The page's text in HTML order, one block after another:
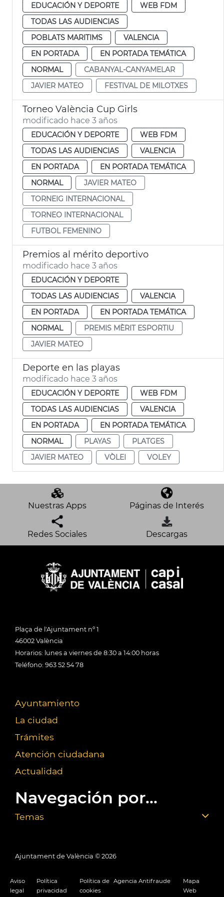
EDUCACIÓN Y DEPORTE
WEB FDM
TODAS LAS AUDIENCIAS
POBLATS MARITIMS
VALENCIA
EN PORTADA
EN PORTADA TEMÁTICA
NORMAL
CABANYAL-CANYAMELAR
JAVIER MATEO
FESTIVAL DE MILOTXES
Torneo València Cup Girls
modificado hace 3 años
EDUCACIÓN Y DEPORTE
WEB FDM
TODAS LAS AUDIENCIAS
VALENCIA
EN PORTADA
EN PORTADA TEMÁTICA
NORMAL
JAVIER MATEO
TORNEIG INTERNACIONAL
TORNEO INTERNACIONAL
FUTBOL FEMENINO
Premios al mérito deportivo
modificado hace 3 años
EDUCACIÓN Y DEPORTE
TODAS LAS AUDIENCIAS
VALENCIA
EN PORTADA
EN PORTADA TEMÁTICA
NORMAL
PREMIS MÈRIT ESPORTIU
JAVIER MATEO
Deporte en las playas
modificado hace 3 años
EDUCACIÓN Y DEPORTE
WEB FDM
TODAS LAS AUDIENCIAS
VALENCIA
EN PORTADA
EN PORTADA TEMÁTICA
NORMAL
PLAYAS
PLATGES
JAVIER MATEO
VÒLEI VOLEY
Nuestras Apps Páginas de Interés
Redes Sociales Descargas
Plaça de l'Ajuntament nº 1
46002 València
Horarios: lunes a viernes de 8:30 a 14:00 horas
Teléfono: 963 52 54 78
Ayuntamiento
La ciudad
Trámites
Atención ciudadana
Actualidad
Navegación por...
Temas
Ajuntament de València © 2026
Aviso
legal
Política
privacidad
Política de
cookies
Agencia Antifraude
Mapa
Web